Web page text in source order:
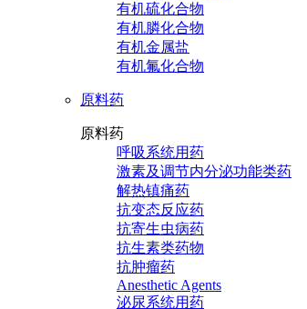
有机硫化合物
有机膦化合物
有机金属盐
有机氟化合物
原料药
原料药
呼吸系统用药
激素及调节内分泌功能类药
解热镇痛药
抗变态反应药
抗寄生虫病药
抗生素类药物
抗肿瘤药
Anesthetic Agents
泌尿系统用药